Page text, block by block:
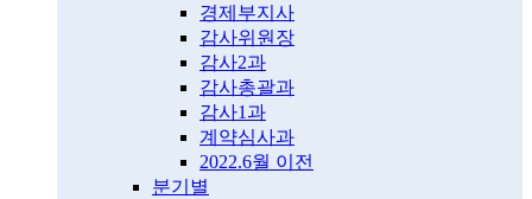
경제부지사
감사위원장
감사2과
감사총괄과
감사1과
계약심사과
2022.6월 이전
분기별